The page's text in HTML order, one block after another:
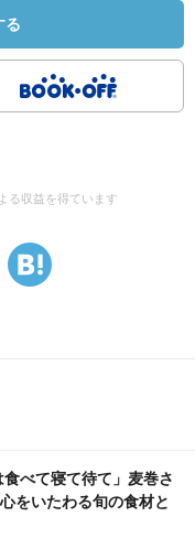
る
る収益を得ています
べて寝て待て」麦巻さ
をいたわる旬の食材と